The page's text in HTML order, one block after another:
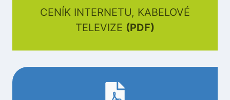
CENÍK INTERNETU, KABELOVÉ
TELEVIZE (PDF)